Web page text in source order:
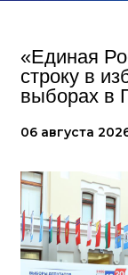
«Единая
строку в
выборах в
06 августа